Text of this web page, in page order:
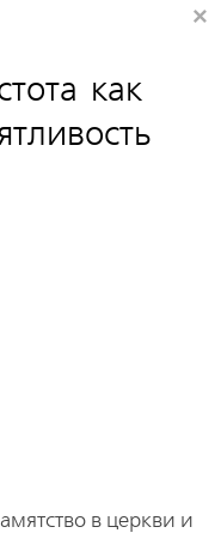
как
в церкви и
×